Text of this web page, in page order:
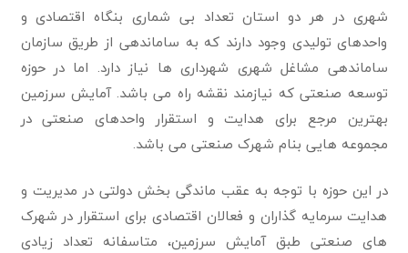
شهری در هر دو استان تعداد بی شماری بنگاه اقتصادی و
واحدهای تولیدی وجود دارند که به ساماندهی از طریق سازمان
ساماندهی مشاغل شهری شهرداری ها نیاز دارد. اما در حوزه
توسعه صنعتی که نیازمند نقشه راه می باشد. آمایش سرزمین
بهترین مرجع برای هدایت و استقرار واحدهای صنعتی در
مجموعه هایی بنام شهرک صنعتی می باشد.
در این حوزه با توجه به عقب ماندگی بخش دولتی در مدیریت و
هدایت سرمایه گذاران و فعالان اقتصادی برای استقرار در شهرک
های صنعتی طبق آمایش سرزمین، متاسفانه تعداد زیادی